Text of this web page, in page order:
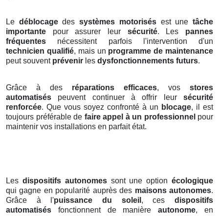
Le déblocagedessystèmes motorisésest unetâche
importante pour assurer leur sécurité. Les pannes
fréquentes nécessitent parfois l'intervention d'un
technicien qualifié, mais un programme de maintenance
peut souvent prévenir les dysfonctionnements futurs.
Grâce à des réparations efficaces, vos stores
automatisés peuvent continuer à offrir leur sécurité
renforcée. Que vous soyez confronté à un blocage, il est
toujours préférable de faire appel à un professionnel pour
maintenir vos installations en parfait état.
Les dispositifs autonomessont une optionécologique
qui gagne en popularité auprès des maisons autonomes.
Grâce à l'puissance du soleil , cesdispositifs
automatisés fonctionnent de manièreautonome, en